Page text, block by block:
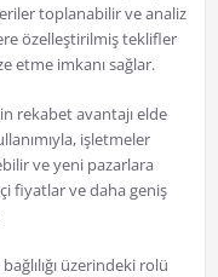
toplanabilir ve analiz
özelleştirilmiş teklifler
etme imkanı sağlar.
rekabet avantajı elde
işletmeler
ve yeni pazarlara
fiyatlar ve daha geniş
üzerindeki rolü